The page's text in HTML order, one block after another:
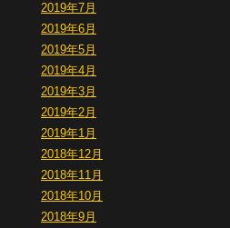
2019年7月
2019年6月
2019年5月
2019年4月
2019年3月
2019年2月
2019年1月
2018年12月
2018年11月
2018年10月
2018年9月